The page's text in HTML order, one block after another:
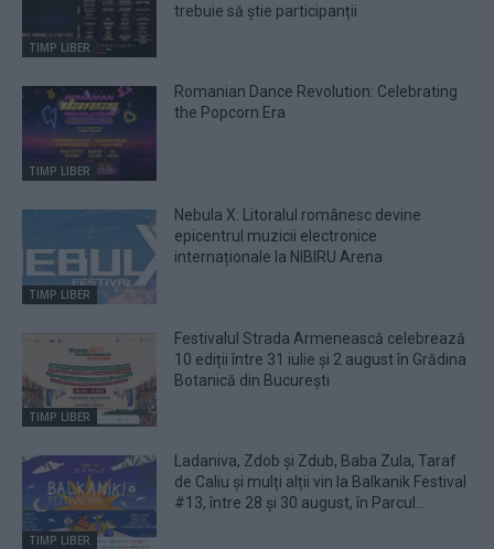
TIMP LIBER
trebuie să știe participanții
TIMP LIBER
Romanian Dance Revolution: Celebrating
the Popcorn Era
TIMP LIBER
Nebula X: Litoralul românesc devine
epicentrul muzicii electronice
internaționale la NIBIRU Arena
TIMP LIBER
Festivalul Strada Armenească celebrează
10 ediții între 31 iulie și 2 august în Grădina
Botanică din București
TIMP LIBER
Ladaniva, Zdob și Zdub, Baba Zula, Taraf
de Caliu și mulți alții vin la Balkanik Festival
#13, între 28 și 30 august, în Parcul...